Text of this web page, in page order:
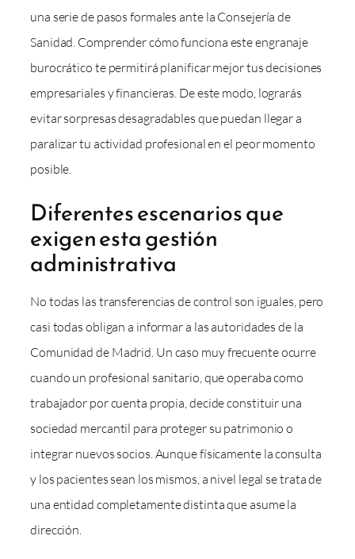
una serie de pasos formales ante la Consejería de
Sanidad. Comprender cómo funciona este engranaje
burocrático te permitirá planificar mejor tus decisiones
empresariales y financieras. De este modo, lograrás
evitar sorpresas desagradables que puedan llegar a
paralizar tu actividad profesional en el peor momento
posible.
Diferentes escenarios que
exigen esta gestión
administrativa
No todas las transferencias de control son iguales, pero
casi todas obligan a informar a las autoridades de la
Comunidad de Madrid. Un caso muy frecuente ocurre
cuando un profesional sanitario, que operaba como
trabajador por cuenta propia, decide constituir una
sociedad mercantil para proteger su patrimonio o
integrar nuevos socios. Aunque físicamente la consulta
y los pacientes sean los mismos, a nivel legal se trata de
una entidad completamente distinta que asume la
dirección.